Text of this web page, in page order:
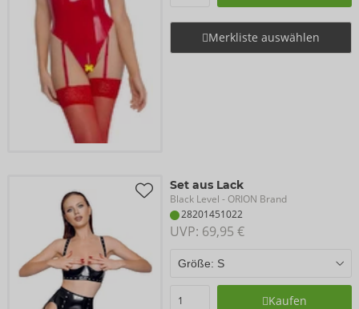
Merkliste auswählen
Set aus Lack
Black Level - ORION Brand
28201451022
UVP: 69,95 €
Kaufen